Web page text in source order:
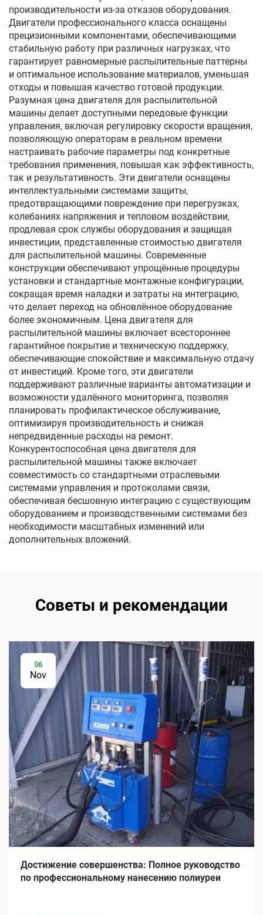
производительности из-за отказов оборудования.
Двигатели профессионального класса оснащены
прецизионными компонентами, обеспечивающими
стабильную работу при различных нагрузках, что
гарантирует равномерные распылительные паттерны
и оптимальное использование материалов, уменьшая
отходы и повышая качество готовой продукции.
Разумная цена двигателя для распылительной
машины делает доступными передовые функции
управления, включая регулировку скорости вращения,
позволяющую операторам в реальном времени
настраивать рабочие параметры под конкретные
требования применения, повышая как эффективность,
так и результативность. Эти двигатели оснащены
интеллектуальными системами защиты,
предотвращающими повреждение при перегрузках,
колебаниях напряжения и тепловом воздействии,
продлевая срок службы оборудования и защищая
инвестиции, представленные стоимостью двигателя
для распылительной машины. Современные
конструкции обеспечивают упрощённые процедуры
установки и стандартные монтажные конфигурации,
сокращая время наладки и затраты на интеграцию,
что делает переход на обновлённое оборудование
более экономичным. Цена двигателя для
распылительной машины включает всестороннее
гарантийное покрытие и техническую поддержку,
обеспечивающие спокойствие и максимальную отдачу
от инвестиций. Кроме того, эти двигатели
поддерживают различные варианты автоматизации и
возможности удалённого мониторинга, позволяя
планировать профилактическое обслуживание,
оптимизируя производительность и снижая
непредвиденные расходы на ремонт.
Конкурентоспособная цена двигателя для
распылительной машины также включает
совместимость со стандартными отраслевыми
системами управления и протоколами связи,
обеспечивая бесшовную интеграцию с существующим
оборудованием и производственными системами без
необходимости масштабных изменений или
дополнительных вложений.
Советы и рекомендации
06
Nov
Достижение совершенства: Полное руководство
по профессиональному нанесению полиуреи